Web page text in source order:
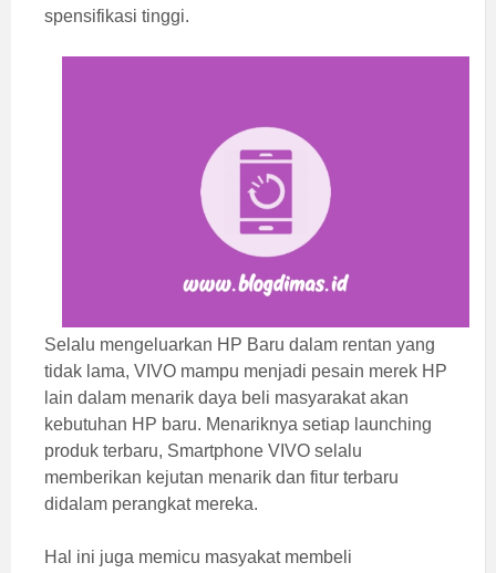
spensifikasi tinggi.
Selalu mengeluarkan HP Baru dalam rentan yang
tidak lama, VIVO mampu menjadi pesain merek HP
lain dalam menarik daya beli masyarakat akan
kebutuhan HP baru. Menariknya setiap launching
produk terbaru, Smartphone VIVO selalu
memberikan kejutan menarik dan fitur terbaru
didalam perangkat mereka.
Hal ini juga memicu masyakat membeli